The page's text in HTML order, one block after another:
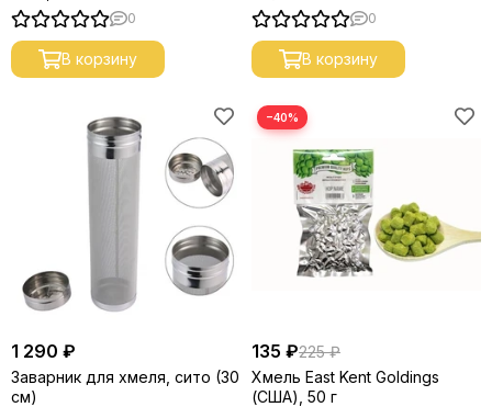
0
В корзину
0
В корзину
1 290 ₽
Заварник для хмеля, сито (30
см)
−40%
135 ₽225 ₽
Хмель East Kent Goldings
(США), 50 г